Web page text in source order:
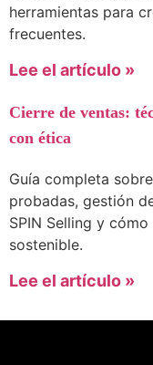
herramientas para
frecuentes.
Lee el artículo »
Cierre de ventas:
con ética
Guía completa
probadas, gestión
SPIN Selling y
sostenible.
Lee el artículo »